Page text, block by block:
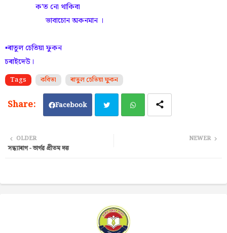
ক'ত নো থাকিবা
ভাবাচোন অকনমান ।
▪️ৰাতুল চেতিয়া ফুকন
চৰাইদেউ।
Tags কবিতা ৰাতুল চেতিয়া ফুকন
Facebook
NEWER
OLDER
সন্ধ্যাৰাগ - ভাৰ্গৱ প্ৰীতম দত্ত